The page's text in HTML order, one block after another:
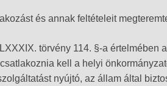
és annak feltételeit
törvény 114. §-a értelmében
kell a helyi
nyújtó, az állam által